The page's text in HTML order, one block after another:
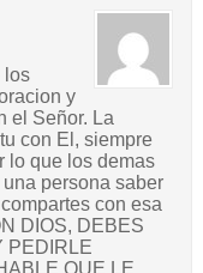
los
y
el Señor. La
con El, siempre
lo que los demas
persona saber
con esa
DIOS, DEBES
PEDIRLE